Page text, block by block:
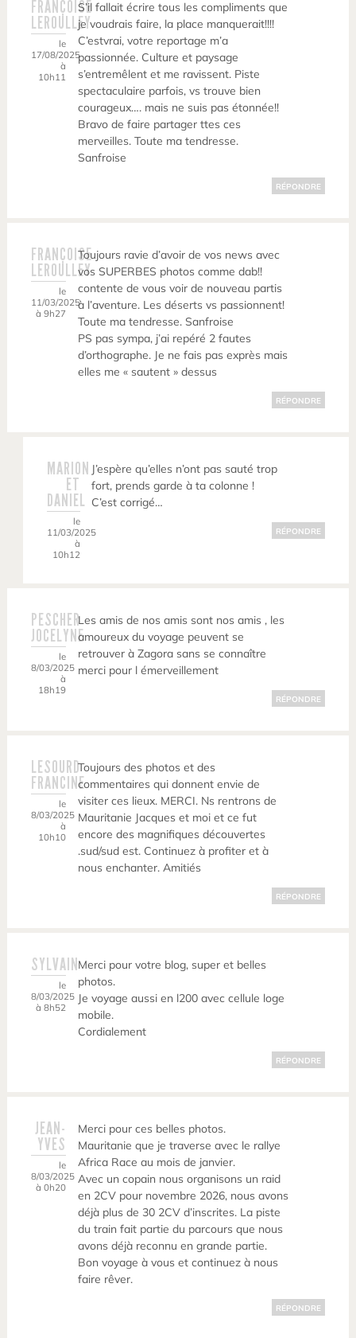
FRANÇOISE
LEROULLEY
le
17/08/2025
à
10h11
S’il fallait écrire tous les compliments que
je voudrais faire, la place manquerait!!!!
C’estvrai, votre reportage m’a
passionnée. Culture et paysage
s’entremêlent et me ravissent. Piste
spectaculaire parfois, vs trouve bien
courageux…. mais ne suis pas étonnée!!
Bravo de faire partager ttes ces
merveilles. Toute ma tendresse.
Sanfroise
RÉPONDRE
FRANÇOISE
LEROULLEY
le
11/03/2025
à 9h27
Toujours ravie d’avoir de vos news avec
vos SUPERBES photos comme dab!!
contente de vous voir de nouveau partis
à l’aventure. Les déserts vs passionnent!
Toute ma tendresse. Sanfroise
PS pas sympa, j’ai repéré 2 fautes
d’orthographe. Je ne fais pas exprès mais
elles me « sautent » dessus
RÉPONDRE
MARION
ET
DANIEL
le
11/03/2025
à
10h12
J’espère qu’elles n’ont pas sauté trop
fort, prends garde à ta colonne !
C’est corrigé…
RÉPONDRE
PESCHER
JOCELYNE
le
8/03/2025
à
18h19
Les amis de nos amis sont nos amis , les
amoureux du voyage peuvent se
retrouver à Zagora sans se connaître
merci pour l émerveillement
RÉPONDRE
LESOURD
FRANCINE
le
8/03/2025
à
10h10
Toujours des photos et des
commentaires qui donnent envie de
visiter ces lieux. MERCI. Ns rentrons de
Mauritanie Jacques et moi et ce fut
encore des magnifiques découvertes
.sud/sud est. Continuez à profiter et à
nous enchanter. Amitiés
RÉPONDRE
SYLVAIN
le
8/03/2025
à 8h52
Merci pour votre blog, super et belles
photos.
Je voyage aussi en l200 avec cellule loge
mobile.
Cordialement
RÉPONDRE
JEAN-
YVES
le
8/03/2025
à 0h20
Merci pour ces belles photos.
Mauritanie que je traverse avec le rallye
Africa Race au mois de janvier.
Avec un copain nous organisons un raid
en 2CV pour novembre 2026, nous avons
déjà plus de 30 2CV d’inscrites. La piste
du train fait partie du parcours que nous
avons déjà reconnu en grande partie.
Bon voyage à vous et continuez à nous
faire rêver.
RÉPONDRE